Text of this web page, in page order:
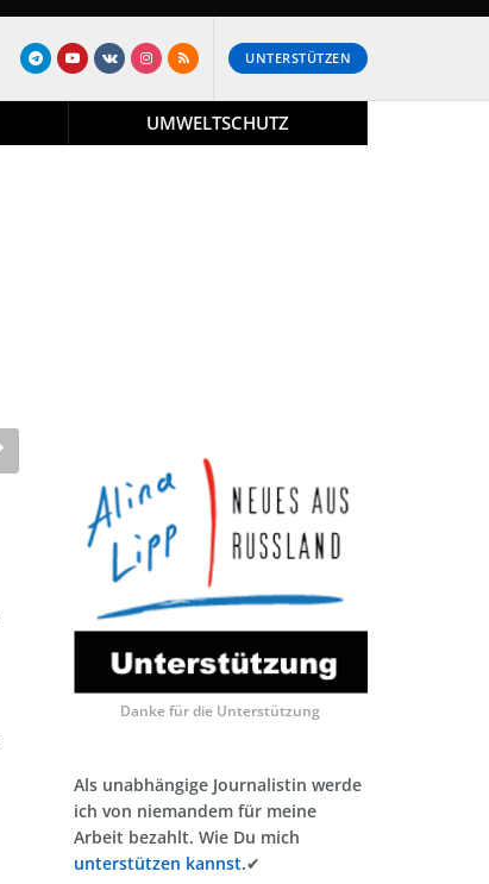
UNTERSTÜTZEN
UMWELTSCHUTZ
Danke für die Unterstützung
Als unabhängige Journalistin werde
ich von niemandem für meine
Arbeit bezahlt. Wie Du mich
unterstützen kannst.✔